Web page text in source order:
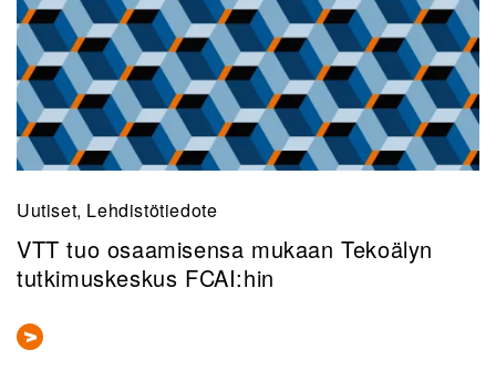
Uutiset, Lehdistötiedote
VTT tuo osaamisensa mukaan Tekoälyn
tutkimuskeskus FCAI:hin